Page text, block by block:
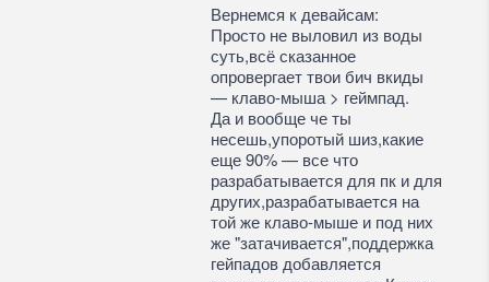
Вернемся к девайсам:
Просто не выловил из воды
суть,всё сказанное
опровергает твои бич вкиды
— клаво-мыша > геймпад.
Да и вообще че ты
несешь,упоротый шиз,какие
еще 90% — все что
разрабатывается для пк и для
других,разрабатывается на
той же клаво-мыше и под них
же "затачивается",поддержка
гейпадов добавляется